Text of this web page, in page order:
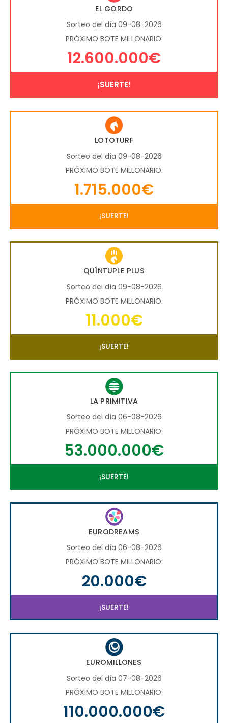
EL GORDO
Sorteo del día 09-08-2026
PRÓXIMO BOTE MILLONARIO:
12.600.000€
¡SUERTE!
LOTOTURF
Sorteo del día 09-08-2026
PRÓXIMO BOTE MILLONARIO:
1.715.000€
¡SUERTE!
QUÍNTUPLE PLUS
Sorteo del día 09-08-2026
PRÓXIMO BOTE MILLONARIO:
11.000€
¡SUERTE!
LA PRIMITIVA
Sorteo del día 06-08-2026
PRÓXIMO BOTE MILLONARIO:
53.000.000€
¡SUERTE!
EURODREAMS
Sorteo del día 06-08-2026
PRÓXIMO BOTE MILLONARIO:
20.000€
¡SUERTE!
EUROMILLONES
Sorteo del día 07-08-2026
PRÓXIMO BOTE MILLONARIO:
110.000.000€